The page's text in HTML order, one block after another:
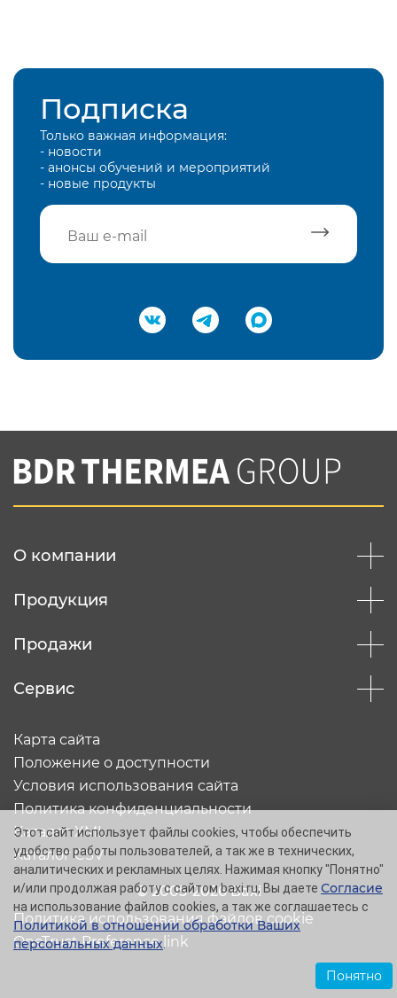
Подписка
Только важная информация:
- новости
- анонсы обучений и мероприятий
- новые продукты
Подтвердить e-mail
Вы соглашаетесь с нашей политикой
конфеденциальности
О компании
Продукция
Продажи
Сервис
© 2005-2026 Baxi
Карта сайта
Положение о доступности
Условия использования сайта
Политика конфиденциальности
Каталог XML
Каталог CSV
Политика использования файлов cookie
OneTrust Preference link
Этот сайт использует файлы cookies, чтобы обеспечить
удобство работы пользователей, а так же в технических,
аналитических и рекламных целях. Нажимая кнопку "Понятно"
и/или продолжая работу с сайтом baxi.ru, Вы даете Согласие
на использование файлов cookies, а так же соглашаетесь с
Политикой в отношении обработки Ваших
персональных данных.
Понятно